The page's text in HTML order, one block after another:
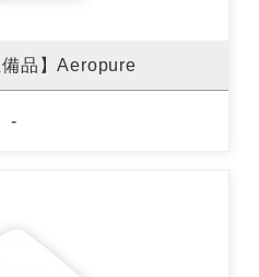
備品】Aeropure
-